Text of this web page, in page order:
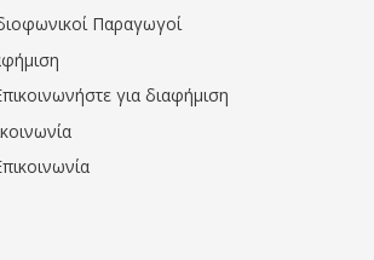
Παραγωγοί
για διαφήμιση